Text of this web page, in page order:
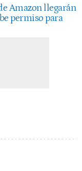
Amazon llegarán
permiso para